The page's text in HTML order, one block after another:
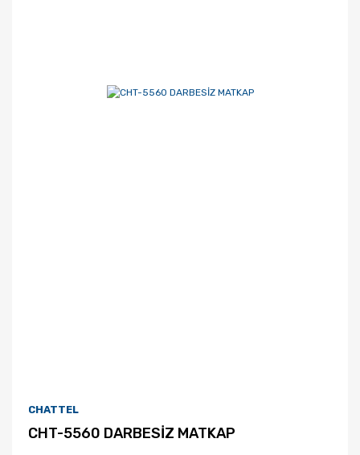
CHATTEL
CHT-5560 DARBESİZ MATKAP